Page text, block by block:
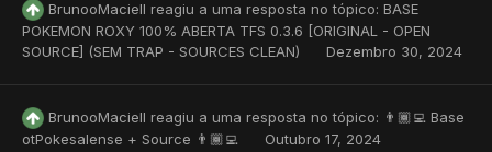
BrunooMaciell reagiu a uma resposta no tópico: BASE
POKEMON ROXY 100% ABERTA TFS 0.3.6 [ORIGINAL - OPEN
SOURCE] (SEM TRAP - SOURCES CLEAN)
Dezembro 30, 2024
BrunooMaciell reagiu a uma resposta no tópico: 👨🏾‍💻 Base
otPokesalense + Source 👨🏾‍💻
Outubro 17, 2024